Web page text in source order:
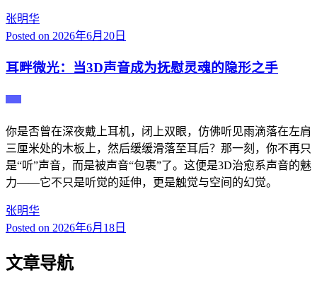
张明华
Posted on 2026年6月20日
耳畔微光：当3D声音成为抚慰灵魂的隐形之手
你是否曾在深夜戴上耳机，闭上双眼，仿佛听见雨滴落在左肩
三厘米处的木板上，然后缓缓滑落至耳后？那一刻，你不再只
是“听”声音，而是被声音“包裹”了。这便是3D治愈系声音的魅
力——它不只是听觉的延伸，更是触觉与空间的幻觉。
张明华
Posted on 2026年6月18日
文章导航